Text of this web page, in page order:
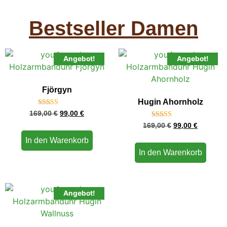
Bestseller Damen
Angebot!
Fjörgyn
Bewertet
mit
von 5
169,00€ 99,00 €
In den Warenkorb
Angebot!
Hugin Ahornholz
Bewertet
mit
von 5
169,00€ 99,00 €
In den Warenkorb
Angebot!